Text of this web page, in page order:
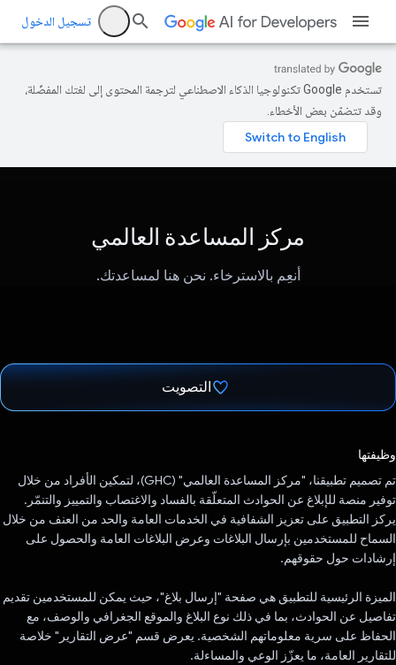
تسجيل الدخول
تستخدم Google تكنولوجيا الذكاء الاصطناعي لترجمة المحتوى إلى لغتك المفضّلة،
وقد تتضمّن بعض الأخطاء.
مركز المساعدة العالمي
أنعِم بالاسترخاء. نحن هنا لمساعدتك.
التصويت
وظيفتها
تم تصميم تطبيقنا، "مركز المساعدة العالمي" (GHC)، لتمكين الأفراد من خلال
توفير منصة للإبلاغ عن الحوادث المتعلّقة بالفساد والاغتصاب والتمييز والتنمّر.
يركز التطبيق على تعزيز الشفافية في الخدمات العامة والحد من العنف من خلال
السماح للمستخدمين بإرسال البلاغات وعرض البلاغات العامة والحصول على
إرشادات حول حقوقهم.
الميزة الرئيسية للتطبيق هي صفحة "إرسال بلاغ"، حيث يمكن للمستخدمين تقديم
تفاصيل عن الحوادث، بما في ذلك نوع البلاغ والموقع الجغرافي والوصف، مع
الحفاظ على سرية معلوماتهم الشخصية. يعرض قسم "عرض التقارير" خلاصة
للتقارير العامة، ما يعزّز الوعي والمساءلة.